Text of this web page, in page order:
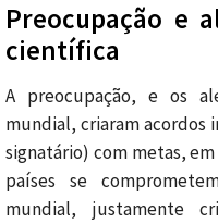
Preocupação e
científica
A preocupação, e os
mundial, criaram acordos
signatário) com metas,
países se
mundial, justamente